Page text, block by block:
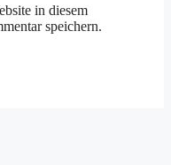
in diesem
speichern.